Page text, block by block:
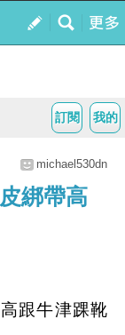
我的
訂閱
michael530dn
綁帶高
跟牛津踝靴